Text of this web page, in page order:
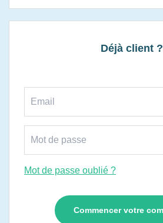
Déjà client ?
Mot de passe oublié ?